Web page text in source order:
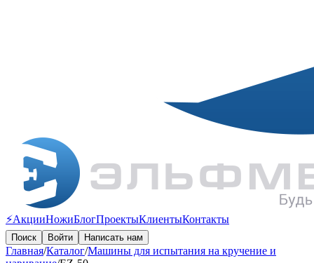
⚡️АкцииНожиБлогПроектыКлиентыКонтакты
Поиск Войти Написать нам
Главная/Каталог/Машины для испытания на кручение и